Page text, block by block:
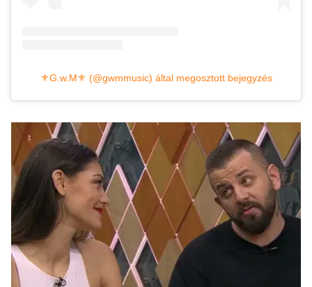
⚜️G.w.M⚜️ (@gwmmusic) által megosztott bejegyzés